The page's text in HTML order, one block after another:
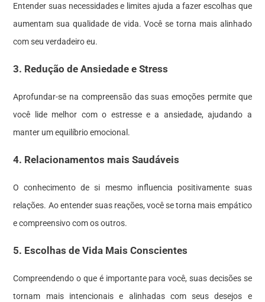
Entender suas necessidades e limites ajuda a fazer escolhas que
aumentam sua qualidade de vida. Você se torna mais alinhado
com seu verdadeiro eu.
3. Redução de Ansiedade e Stress
Aprofundar-se na compreensão das suas emoções permite que
você lide melhor com o estresse e a ansiedade, ajudando a
manter um equilíbrio emocional.
4. Relacionamentos mais Saudáveis
O conhecimento de si mesmo influencia positivamente suas
relações. Ao entender suas reações, você se torna mais empático
e compreensivo com os outros.
5. Escolhas de Vida Mais Conscientes
Compreendendo o que é importante para você, suas decisões se
tornam mais intencionais e alinhadas com seus desejos e